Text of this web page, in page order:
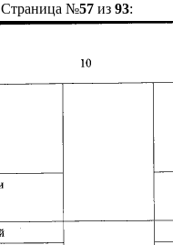
Страница №57из 93: